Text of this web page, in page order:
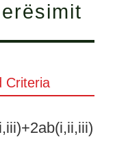
Criteria